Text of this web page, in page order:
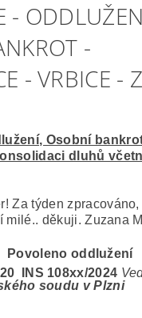
-
-
- VRBICE -
Osobní
dluhů
Za týden zpracováno,
milé.. děkuji. Zuzana
Povoleno oddlužení
INS 108xx/2024
soudu v Plzni